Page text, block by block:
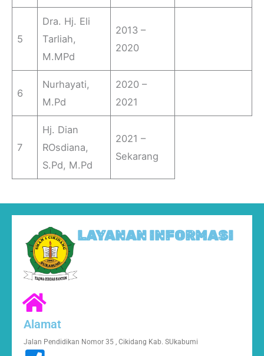
5
Dra. Hj. Eli
Tarliah,
M.MPd
2013 –
2020
6
Nurhayati,
M.Pd
2020 –
2021
7
Hj. Dian
ROsdiana,
S.Pd, M.Pd
2021 –
Sekarang
LAYANAN INFORMASI
Alamat
Jalan Pendidikan Nomor 35 , Cikidang Kab. SUkabumi